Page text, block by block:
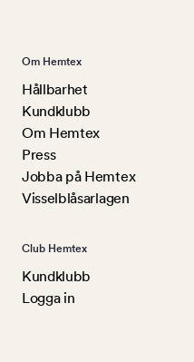
Om Hemtex
Hållbarhet
Kundklubb
Om Hemtex
Press
Jobba på Hemtex
Visselblåsarlagen
Club Hemtex
Kundklubb
Logga in